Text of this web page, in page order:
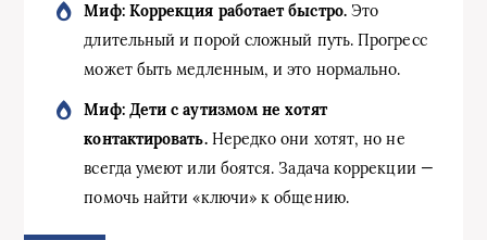
Миф: Коррекция работает быстро.Это
длительный и порой сложный путь. Прогресс
может быть медленным, и это нормально.
Миф: Дети с аутизмом не хотят
контактировать.Нередко они хотят, но не
всегда умеют или боятся. Задача коррекции —
помочь найти «ключи» к общению.